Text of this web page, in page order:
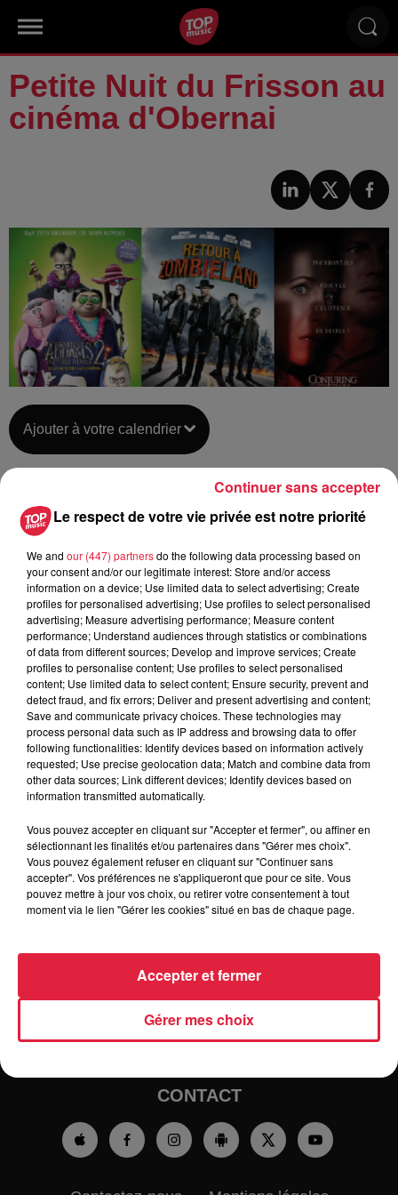
Petite Nuit du Frisson au
cinéma d'Obernai
Ajouter à votre calendrier
Date
Lieu
13ème Sens - Cinéma - OBERNAI
(67)
Tarif Gratuit
RADIO INFOS
JEUX AGENDA PODCASTS
CONTACT
Le respect de votre vie privée est notre priorité
We and our (447) partnersdo the following data processing based on
your consent and/or our legitimate interest: Store and/or access
information on a device; Use limited data to select advertising; Create
profiles for personalised advertising; Use profiles to select personalised
advertising; Measure advertising performance; Measure content
performance; Understand audiences through statistics or combinations
of data from different sources; Develop and improve services; Create
profiles to personalise content; Use profiles to select personalised
content; Use limited data to select content; Ensure security, prevent and
detect fraud, and fix errors; Deliver and present advertising and content;
Save and communicate privacy choices. These technologies may
process personal data such as IP address and browsing data to offer
following functionalities: Identify devices based on information actively
requested; Use precise geolocation data; Match and combine data from
other data sources; Link different devices; Identify devices based on
information transmitted automatically.
Vous pouvez accepter en cliquant sur "Accepter et fermer", ou affiner en
sélectionnant les finalités et/ou partenaires dans "Gérer mes choix".
Vous pouvez également refuser en cliquant sur "Continuer sans
accepter". Vos préférences ne s'appliqueront que pour ce site. Vous
pouvez mettre à jour vos choix, ou retirer votre consentement à tout
moment via le lien "Gérer les cookies" situé en bas de chaque page.
Gérer mes choix
Accepter et fermer
Continuer sans accepter